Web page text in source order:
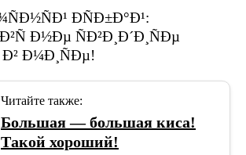
Читайте также:
Большая — большая киса!
Такой хороший!